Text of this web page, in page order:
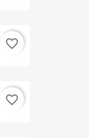
favorite_border
favorite_border